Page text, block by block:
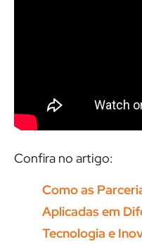
Confira no artigo:
Como as
Aplicadas em
Tecnologia e